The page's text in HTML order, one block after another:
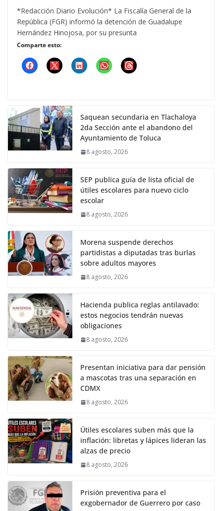
*Redacción Diario Evolución* La Fiscalía General de la
República (FGR) informó la detención de Guadalupe
Hernández Hinojosa, por su presunta
Comparte esto:
Saquean secundaria en Tlachaloya
2da Sección ante el abandono del
Ayuntamiento de Toluca
8 agosto, 2026
SEP publica guía de lista oficial de
útiles escolares para nuevo ciclo
escolar
8 agosto, 2026
Morena suspende derechos
partidistas a diputadas tras burlas
sobre adultos mayores
8 agosto, 2026
Hacienda publica reglas antilavado:
estos negocios tendrán nuevas
obligaciones
8 agosto, 2026
Presentan iniciativa para dar pensión
a mascotas tras una separación en
CDMX
8 agosto, 2026
Útiles escolares suben más que la
inflación: libretas y lápices lideran las
alzas de precio
8 agosto, 2026
Prisión preventiva para el
exgobernador de Guerrero por caso